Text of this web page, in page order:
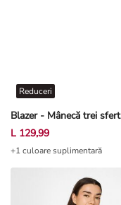
Reduceri
L 129,99
+1 culoare suplimentară